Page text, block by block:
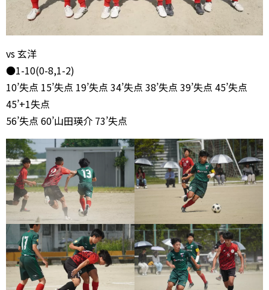
vs 玄洋
●1-10(0-8,1-2)
10’失点 15’失点 19’失点 34’失点 38’失点 39’失点 45’失点
45’+1失点
56’失点 60’山田瑛介 73’失点